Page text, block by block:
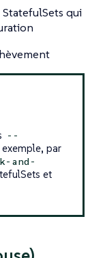
qui
--
par
and-
et